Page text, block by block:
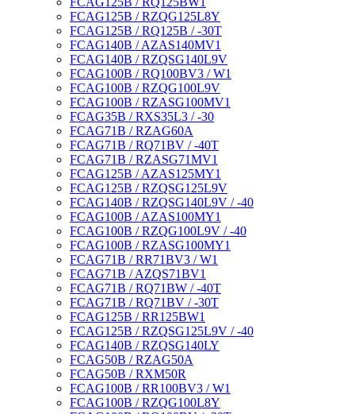
FCAG125B / RZQG125L8Y
FCAG125B / RQ125B / -30T
FCAG140B / AZAS140MV1
FCAG140B / RZQSG140L9V
FCAG100B / RQ100BV3 / W1
FCAG100B / RZQG100L9V
FCAG100B / RZASG100MV1
FCAG35B / RXS35L3 / -30
FCAG71B / RZAG60A
FCAG71B / RQ71BV / -40T
FCAG71B / RZASG71MV1
FCAG125B / AZAS125MY1
FCAG125B / RZQSG125L9V
FCAG140B / RZQSG140L9V / -40
FCAG100B / AZAS100MY1
FCAG100B / RZQG100L9V / -40
FCAG100B / RZASG100MY1
FCAG71B / RR71BV3 / W1
FCAG71B / AZQS71BV1
FCAG71B / RQ71BW / -40T
FCAG71B / RQ71BV / -30T
FCAG125B / RR125BW1
FCAG125B / RZQSG125L9V / -40
FCAG140B / RZQSG140LY
FCAG50B / RZAG50A
FCAG50B / RXM50R
FCAG100B / RR100BV3 / W1
FCAG100B / RZQG100L8Y